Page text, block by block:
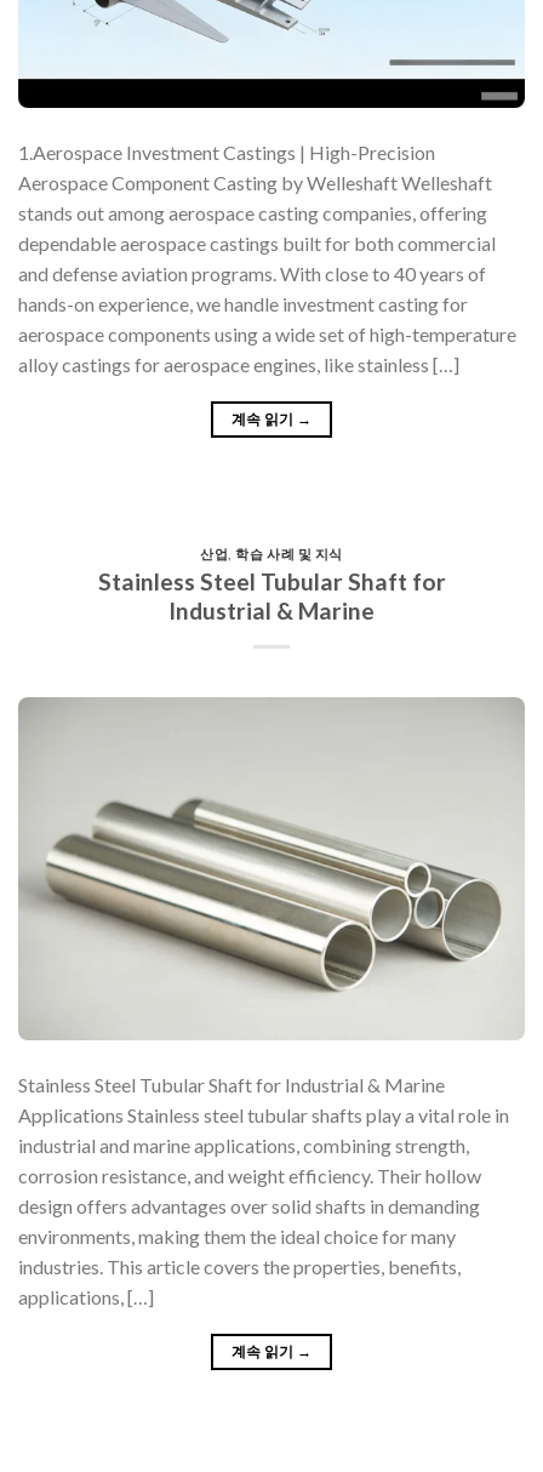
1.Aerospace Investment Castings | High-Precision
Aerospace Component Casting by Welleshaft Welleshaft
stands out among aerospace casting companies, offering
dependable aerospace castings built for both commercial
and defense aviation programs. With close to 40 years of
hands-on experience, we handle investment casting for
aerospace components using a wide set of high-temperature
alloy castings for aerospace engines, like stainless […]
계속 읽기 →
산업 ,학습 사례 및 지식
Stainless Steel Tubular Shaft for
Industrial & Marine
Stainless Steel Tubular Shaft for Industrial & Marine
Applications Stainless steel tubular shafts play a vital role in
industrial and marine applications, combining strength,
corrosion resistance, and weight efficiency. Their hollow
design offers advantages over solid shafts in demanding
environments, making them the ideal choice for many
industries. This article covers the properties, benefits,
applications, […]
계속 읽기 →